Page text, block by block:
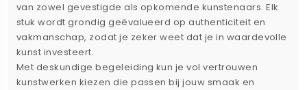
van zowel gevestigde als opkomende kunstenaars. Elk
stuk wordt grondig geëvalueerd op authenticiteit en
vakmanschap, zodat je zeker weet dat je in waardevolle
kunst investeert.
Met deskundige begeleiding kun je vol vertrouwen
kunstwerken kiezen die passen bij jouw smaak en